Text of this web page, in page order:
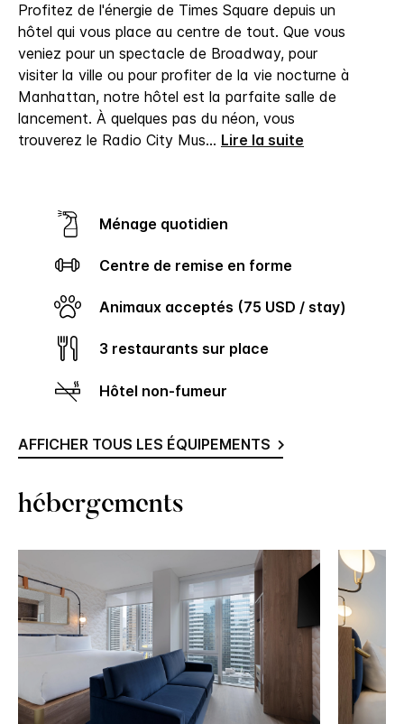
Lien
sur
la
même
page.
Profitez de l'énergie de Times Square depuis un
hôtel qui vous place au centre de tout. Que vous
veniez pour un spectacle de Broadway, pour
visiter la ville ou pour profiter de la vie nocturne à
Manhattan, notre hôtel est la parfaite salle de
lancement. À quelques pas du néon, vous
trouverez le Radio City Mus... Lire la suite
Ménage quotidien
Centre de remise en forme
Animaux acceptés (75 USD / stay)
3 restaurants sur place
Hôtel non-fumeur
AFFICHER TOUS LES ÉQUIPEMENTS
hébergements